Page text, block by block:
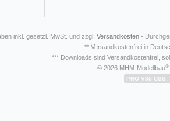
inkl. gesetzl. MwSt. und zzgl. Versandkosten -
** Versandkostenfrei in
*** Downloads sind Versandkostenfrei,
© 2026 MHM-Modellbau®
PRO V35 CSS: